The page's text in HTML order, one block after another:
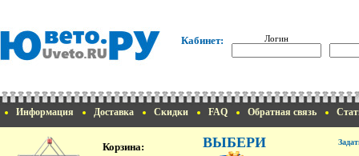
Кабинет: Логин
Информация Доставка Скидки FAQ Обратная связь
Корзина: ВЫБЕРИ